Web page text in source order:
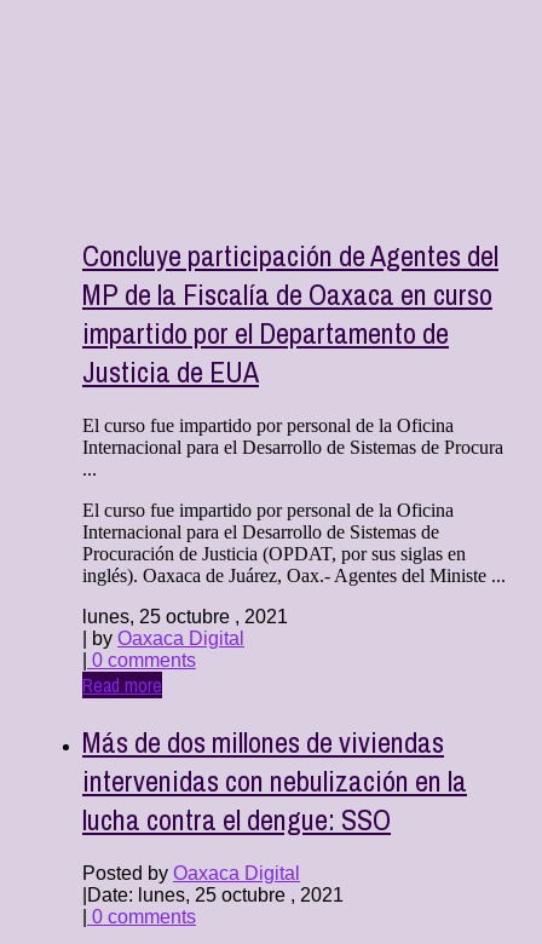
Concluye participación de Agentes del
MP de la Fiscalía de Oaxaca en curso
impartido por el Departamento de
Justicia de EUA
El curso fue impartido por personal de la Oficina
Internacional para el Desarrollo de Sistemas de Procura
...
El curso fue impartido por personal de la Oficina
Internacional para el Desarrollo de Sistemas de
Procuración de Justicia (OPDAT, por sus siglas en
inglés). Oaxaca de Juárez, Oax.- Agentes del Ministe ...
lunes, 25 octubre , 2021
| by Oaxaca Digital
0 comments
Read more
Más de dos millones de viviendas
intervenidas con nebulización en la
lucha contra el dengue: SSO
Posted by Oaxaca Digital
Date: lunes, 25 octubre , 2021
0 comments